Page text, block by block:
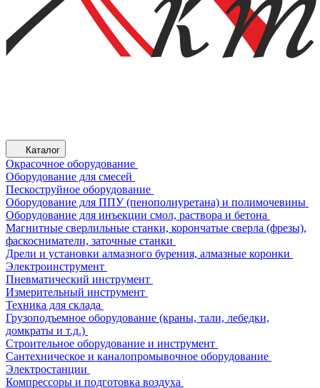
Каталог
Окрасочное оборудование
Оборудование для смесей
Пескоструйное оборудование
Оборудование для ППУ (пенополиуретана) и полимочевины
Оборудование для инъекции смол, раствора и бетона
Магнитные сверлильные станки, корончатые сверла (фрезы),
фаскосниматели, заточные станки
Дрели и установки алмазного бурения, алмазные коронки
Электроинструмент
Пневматический инструмент
Измерительный инструмент
Техника для склада
Грузоподъемное оборудование (краны, тали, лебедки,
домкраты и т.д.)
Строительное оборудование и инструмент
Сантехническое и каналопромывочное оборудование
Электростанции
Компрессоры и подготовка воздуха